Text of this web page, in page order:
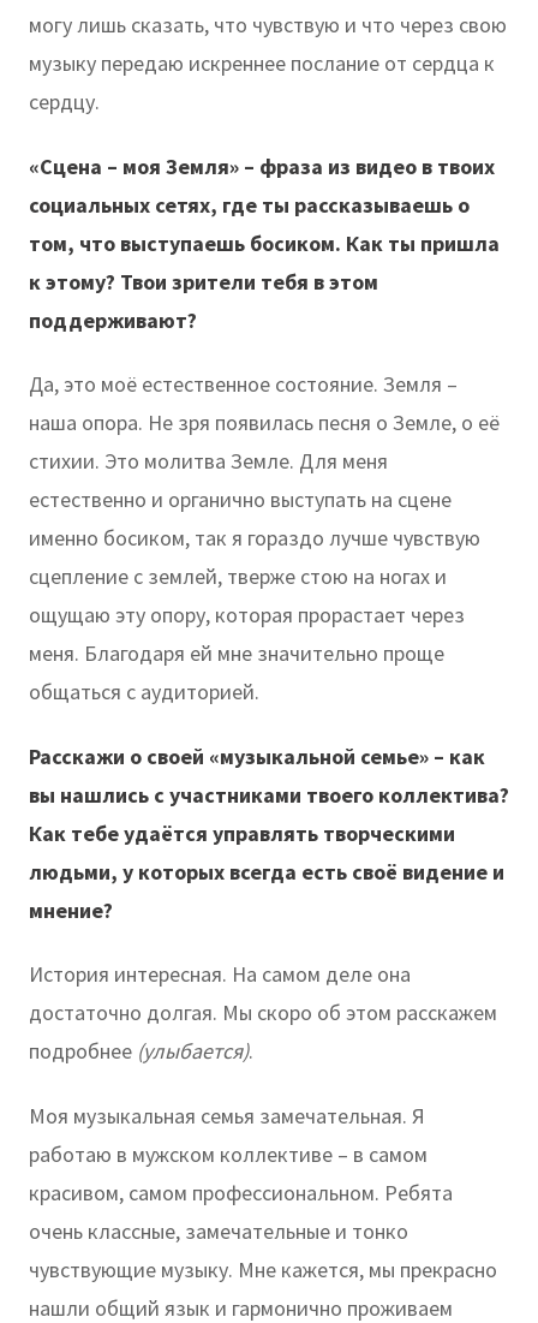
могу лишь сказать, что чувствую и что через свою
музыку передаю искреннее послание от сердца к
сердцу.
«Сцена – моя Земля» – фраза из видео в твоих
социальных сетях, где ты рассказываешь о
том, что выступаешь босиком. Как ты пришла
к этому? Твои зрители тебя в этом
поддерживают?
Да, это моё естественное состояние. Земля –
наша опора. Не зря появилась песня о Земле, о её
стихии. Это молитва Земле. Для меня
естественно и органично выступать на сцене
именно босиком, так я гораздо лучше чувствую
сцепление с землей, тверже стою на ногах и
ощущаю эту опору, которая прорастает через
меня. Благодаря ей мне значительно проще
общаться с аудиторией.
Расскажи о своей «музыкальной семье» – как
вы нашлись с участниками твоего коллектива?
Как тебе удаётся управлять творческими
людьми, у которых всегда есть своё видение и
мнение?
История интересная. На самом деле она
достаточно долгая. Мы скоро об этом расскажем
подробнее (улыбается).
Моя музыкальная семья замечательная. Я
работаю в мужском коллективе – в самом
красивом, самом профессиональном. Ребята
очень классные, замечательные и тонко
чувствующие музыку. Мне кажется, мы прекрасно
нашли общий язык и гармонично проживаем